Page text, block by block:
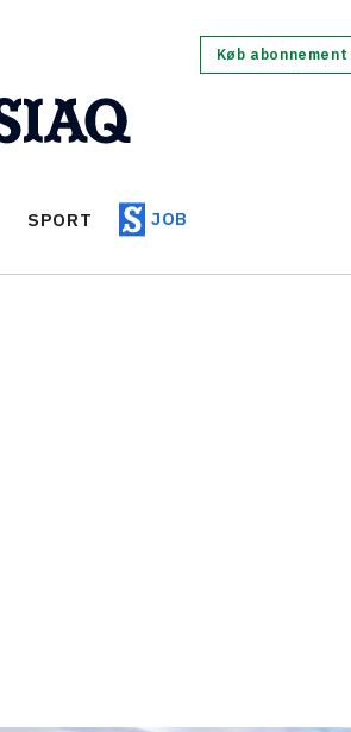
Køb abonnement
SPORT JOB